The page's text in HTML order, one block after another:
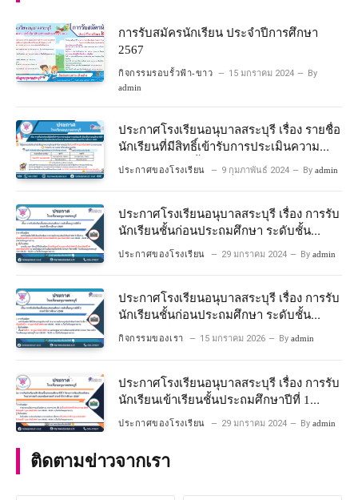
การรับสมัครนักเรียน ประจำปีการศึกษา
2567
กิจกรรมรอบรั้วฟ้า-ขาว 15 มกราคม 2024 By
admin
ประกาศโรงเรียนอนุบาลสระบุรี เรื่อง รายชื่อ
นักเรียนที่มีสิทธิ์เข้ารับการประเมินความ
พร้อมเข้าเรียนชั้นประถมศึกษาปีที่ 1
ประกาศของโรงเรียน 9 กุมภาพันธ์ 2024 By admin
ประกาศโรงเรียนอนุบาลสระบุรี เรื่อง การรับ
นักเรียนชั้นก่อนประถมศึกษา ระดับชั้น
ประกาศของโรงเรียน 29 มกราคม 2024 By admin
ประกาศโรงเรียนอนุบาลสระบุรี เรื่อง การรับ
นักเรียนชั้นก่อนประถมศึกษา ระดับชั้น
อนุบาลปีที่ ๒ ประจำปีการศึกษา ๒๕๖๙
กิจกรรมของเรา 15 มกราคม 2026 By admin
ประกาศโรงเรียนอนุบาลสระบุรี เรื่อง การรับ
นักเรียนเข้าเรียนชั้นประถมศึกษาปีที่ 1
โครงการห้องเรียนพิเศษ วิทยาศาสตร์ และ
ประกาศของโรงเรียน 29 มกราคม 2024 By admin
ติดตามข่าวจากเรา